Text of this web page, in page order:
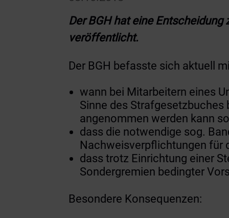
Der BGH hat eine
veröffentlicht.
Der BGH befasste sich aktuell
wann bei Mitarbeitern eines
Sinne des Strafgesetzbuches
angenommen werden kann
dass die notwendige sog.
Nachweisverpflichtungen für
dass trotz Einrichtung einer
Sondergremien bedingter
Besondere Konsequenzen: